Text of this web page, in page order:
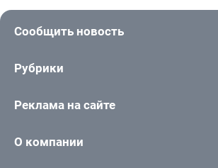
Сообщить новость
Рубрики
Реклама на сайте
О компании